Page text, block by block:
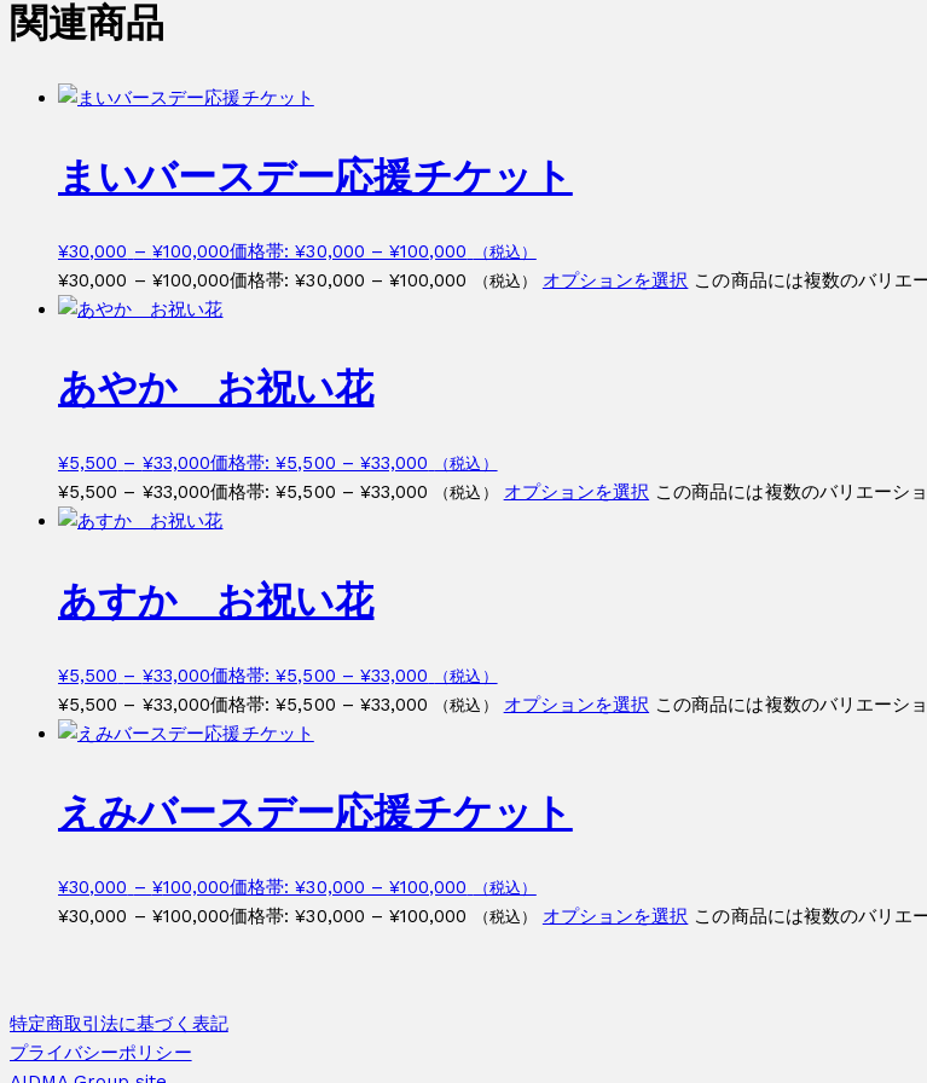
関連商品
まいバースデー応援チケット
¥30,000 – ¥100,000価格帯: ¥30,000 – ¥100,000 （税込）
¥30,000 – ¥100,000価格帯: ¥30,000 – ¥100,000 （税込） オプションを選択 この商品には複数のバリエ
あやか お祝い花
¥5,500 – ¥33,000価格帯: ¥5,500 – ¥33,000 （税込）
¥5,500 – ¥33,000価格帯: ¥5,500 – ¥33,000 （税込） オプションを選択 この商品には複数のバリエーシ
あすか お祝い花
¥5,500 – ¥33,000価格帯: ¥5,500 – ¥33,000 （税込）
¥5,500 – ¥33,000価格帯: ¥5,500 – ¥33,000 （税込） オプションを選択 この商品には複数のバリエーシ
えみバースデー応援チケット
¥30,000 – ¥100,000価格帯: ¥30,000 – ¥100,000 （税込）
¥30,000 – ¥100,000価格帯: ¥30,000 – ¥100,000 （税込） オプションを選択 この商品には複数のバリエ
特定商取引法に基づく表記
プライバシーポリシー